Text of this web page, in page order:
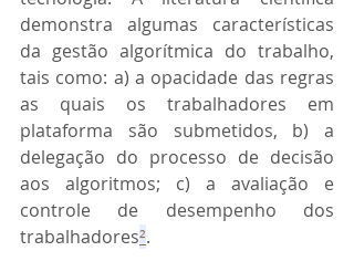
demonstra algumas características
da gestão algorítmica do trabalho,
tais como: a) a opacidade das regras
as quais os trabalhadores em
plataforma são submetidos, b) a
delegação do processo de decisão
aos algoritmos; c) a avaliação e
controle de desempenho dos
trabalhadores².